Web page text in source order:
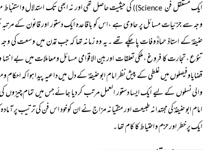
ایک مستقل فن Science))
کی حیثیت حاصل تھی اور نہ ابھی تک استدلال
وجہ سے جزئیات مسائل پر حاوی ہے ،اس کو باقاعدہ ایک دستور اور قانون کے
حنیفہؒ کے استاذ حمادؒ وفات پاچکے تھے ۔یہ وہ زمانہ تھا کہ جب تمدن میں وسعت
تنوّع ،تجارت کا فروغ ،ملکی تعلقات اور بین الاقوامی مسائل ومعاملات میں بے
قضایاوفیصلوں میں غلطی کے پیش نظر امام ابو حنیفہؒ کے دل میں داعیہ پیدا ہوا کہ
والی نسلوں کے لیے ایک ایسا دستور العمل مرتب کر دیا جائے جس میں تمام چیزوں
امام ابو حنیفہؒ کی مجتہدانہ طبیعت اور متقیانہ مزاج نے ان کوخود اس فن کی ترتیب پر
ایک پر خطر اور حزم واحتیاط کا کام تھا۔